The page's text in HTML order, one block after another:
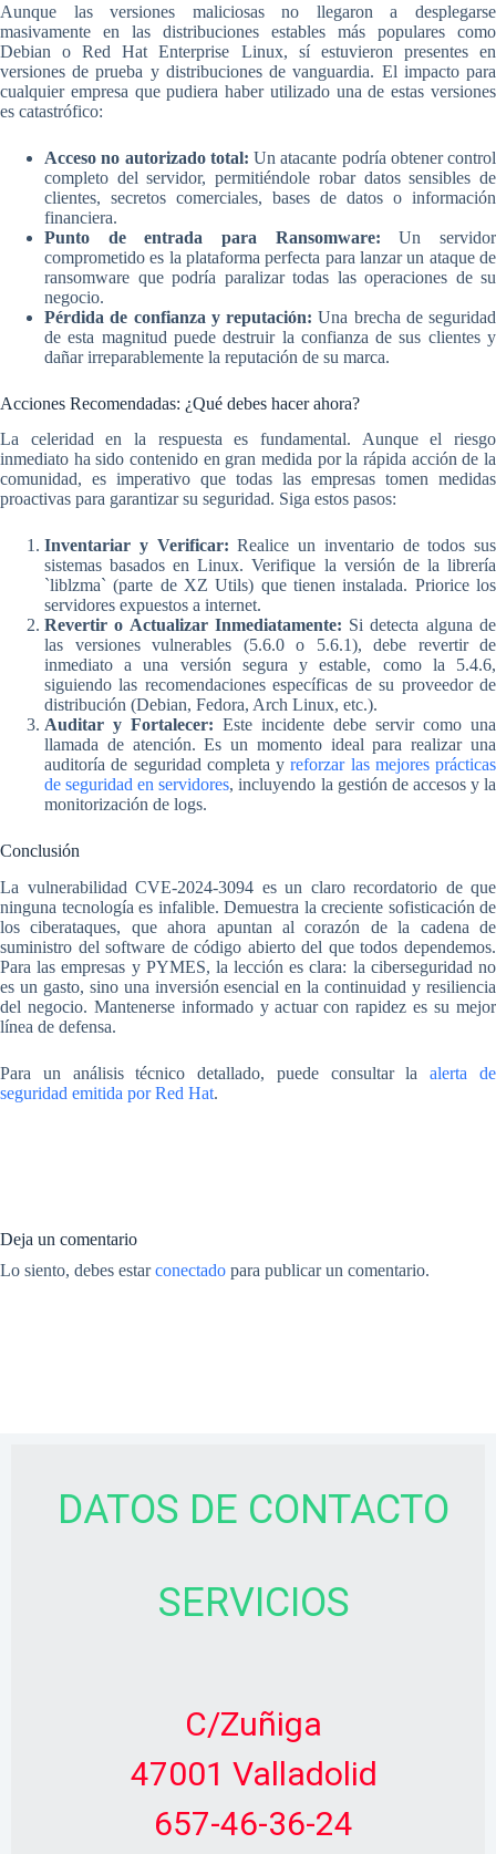
Aunque las versiones maliciosas no llegaron a desplegarse
masivamente en las distribuciones estables más populares como
Debian o Red Hat Enterprise Linux, sí estuvieron presentes en
versiones de prueba y distribuciones de vanguardia. El impacto para
cualquier empresa que pudiera haber utilizado una de estas versiones
es catastrófico:
Acceso no autorizado total: Un atacante podría obtener control
completo del servidor, permitiéndole robar datos sensibles de
clientes, secretos comerciales, bases de datos o información
financiera.
Punto de entrada para Ransomware: Un servidor
comprometido es la plataforma perfecta para lanzar un ataque de
ransomware que podría paralizar todas las operaciones de su
negocio.
Pérdida de confianza y reputación: Una brecha de seguridad
de esta magnitud puede destruir la confianza de sus clientes y
dañar irreparablemente la reputación de su marca.
Acciones Recomendadas: ¿Qué debes hacer ahora?
La celeridad en la respuesta es fundamental. Aunque el riesgo
inmediato ha sido contenido en gran medida por la rápida acción de la
comunidad, es imperativo que todas las empresas tomen medidas
proactivas para garantizar su seguridad. Siga estos pasos:
Inventariar y Verificar: Realice un inventario de todos sus
sistemas basados en Linux. Verifique la versión de la librería
`liblzma` (parte de XZ Utils) que tienen instalada. Priorice los
servidores expuestos a internet.
Revertir o Actualizar Inmediatamente: Si detecta alguna de
las versiones vulnerables (5.6.0 o 5.6.1), debe revertir de
inmediato a una versión segura y estable, como la 5.4.6,
siguiendo las recomendaciones específicas de su proveedor de
distribución (Debian, Fedora, Arch Linux, etc.).
Auditar y Fortalecer: Este incidente debe servir como una
llamada de atención. Es un momento ideal para realizar una
auditoría de seguridad completa yreforzar las mejores prácticas
de seguridad en servidores, incluyendo la gestión de accesos y la
monitorización de logs.
Conclusión
La vulnerabilidad CVE-2024-3094 es un claro recordatorio de que
ninguna tecnología es infalible. Demuestra la creciente sofisticación de
los ciberataques, que ahora apuntan al corazón de la cadena de
suministro del software de código abierto del que todos dependemos.
Para las empresas y PYMES, la lección es clara: la ciberseguridad no
es un gasto, sino una inversión esencial en la continuidad y resiliencia
del negocio. Mantenerse informado y actuar con rapidez es su mejor
línea de defensa.
Para un análisis técnico detallado, puede consultar laalerta de
seguridad emitida por Red Hat.
Deja un comentario
Lo siento, debes estarconectado para publicar un comentario.
DATOS DE CONTACTO
SERVICIOS
C/Zuñiga
47001 Valladolid
657-46-36-24